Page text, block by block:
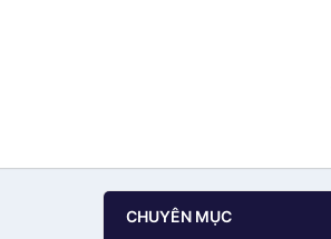
CHUYÊN MỤC